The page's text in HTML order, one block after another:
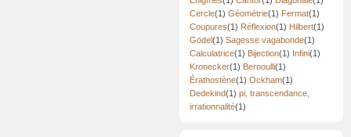
Cercle(1) Géométrie(1) Fermat(1)
Coupures(1) Réflexion(1) Hilbert(1)
Gödel(1) Sagesse vagabonde(1)
Calculatrice(1) Bijection(1) Infini(1)
Kronecker(1) Bernoulli(1)
Érathostène(1) Ockham(1)
Dedekind(1) pi, transcendance,
irrationnalité(1)